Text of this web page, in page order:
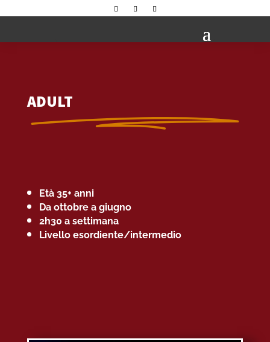
ADULT
Età 35+ anni
Da ottobre a giugno
2h30 a settimana
Livello esordiente/intermedio